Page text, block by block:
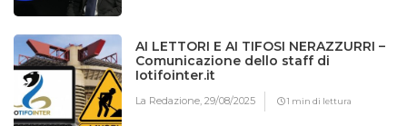
AI LETTORI E AI TIFOSI NERAZZURRI –
Comunicazione dello staff di
Iotifointer.it
La Redazione,29/08/2025 1 min di lettura